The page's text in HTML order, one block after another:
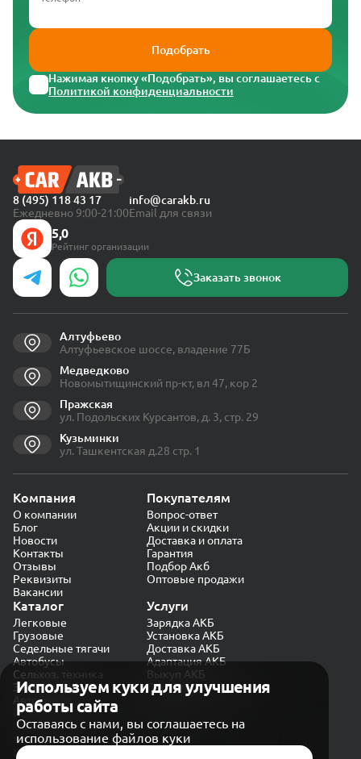
Подобрать
Нажимая кнопку «Подобрать», вы соглашаетесь с
Политикой конфиденциальности
Используем куки для улучшения
работы сайта
Оставаясь с нами, вы соглашаетесь на
использование файлов куки
8 (495) 118 43 17
Ежедневно 9:00-21:00
info@carakb.ru
Email для связи
5,0
Рейтинг организации
Заказать звонок
Алтуфьево
Алтуфьевское шоссе, владение 77Б
Медведково
Новомытищинский пр-кт, вл 47, кор 2
Пражская
ул. Подольских Курсантов, д. 3, стр. 29
Кузьминки
ул. Ташкентская д.28 стр. 1
Компания
О компании
Блог
Новости
Контакты
Отзывы
Реквизиты
Вакансии
Покупателям
Вопрос-ответ
Акции и скидки
Доставка и оплата
Гарантия
Подбор Акб
Оптовые продажи
Каталог
Легковые
Грузовые
Седельные тягачи
Автобусы
Сельхоз. техника
Экскаваторы
Автокраны
Услуги
Зарядка АКБ
Установка АКБ
Доставка АКБ
Адаптация АКБ
Выкуп АКБ
Проверка генератора
Политика конфиденциальности
Обработка персональных данных
Согласие на обработку в «Яндекс.Метрика»
Карта сайта